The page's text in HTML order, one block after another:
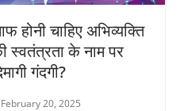
होनी चाहिए अभिव्यक्ति
स्वतंत्रता के नाम पर
गंदगी?
February 20, 2025